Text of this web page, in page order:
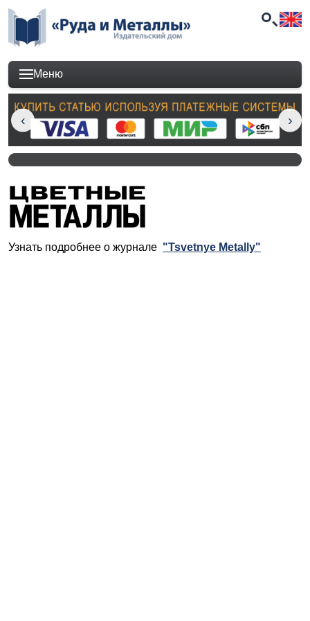
Меню
Узнать подробнее о журнале "Tsvetnye Metally"